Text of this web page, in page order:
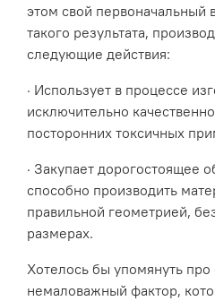
этом свой первоначальный
такого результата,
следующие действия:
· Использует в процессе
исключительно
посторонних токсичных
· Закупает дорогостоящее
способно производить
правильной геометрией,
размерах.
Хотелось бы упомянуть
немаловажный фактор,